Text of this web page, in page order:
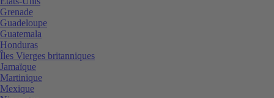
Grenade
Guadeloupe
Guatemala
Honduras
Îles Vierges britanniques
Jamaïque
Martinique
Mexique